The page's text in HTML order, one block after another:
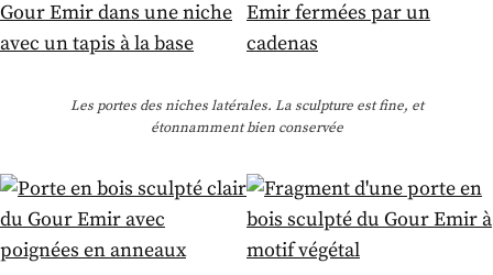
Les portes des niches latérales. La sculpture est fine, et
étonnamment bien conservée